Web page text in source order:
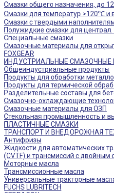
Смазки общего назначения, до
Смазки для температур >120℃ и
Смазки с твердыми
Полужидкие смазки для
Специальные смазки
Смазочные материалы для
FOXGEAR
ИНДУСТРИАЛЬНЫЕ СМАЗОЧНЫЕ
Общеиндустриальные продукты
Продукты для обработки
Продукты для термической
Разделительные составы для
Смазочно-охлаждающие
Смазочные материалы для ОЗП
Стекольная промышленность и
ПЛАСТИЧНЫЕ СМАЗКИ
ТРАНСПОРТ И ВНЕДОРОЖНАЯ
Антифризы
Жидкости для автоматических
(CVTF) и трансмиссий с двойным
Моторные масла
Трансмиссионные масла
Универсальные тракторные
FUCHS LUBRITECH